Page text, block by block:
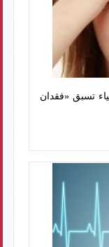
للإغمار.. تعرف على 5 أشياء تسبق «فقدان